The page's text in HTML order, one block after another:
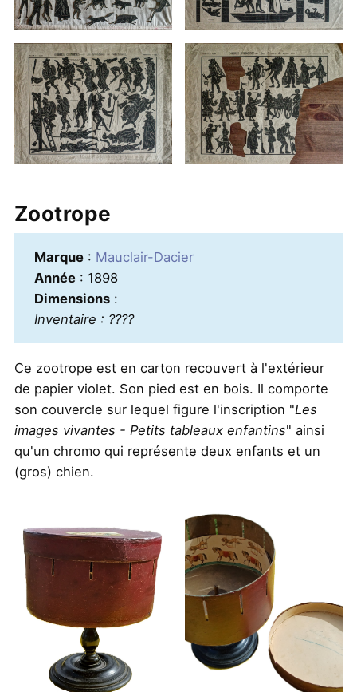
Zootrope
Marque: Mauclair-Dacier
Année: 1898
Dimensions:
Inventaire : ????
Ce zootrope est en carton recouvert à l'extérieur
de papier violet. Son pied est en bois. Il comporte
son couvercle sur lequel figure l'inscription "Les
images vivantes - Petits tableaux enfantins" ainsi
qu'un chromo qui représente deux enfants et un
(gros) chien.